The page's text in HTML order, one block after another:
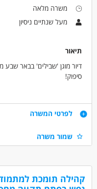
משרה מלאה
מעל שנתיים ניסיון
תיאור
דיור מוגן 'שבילים' בבאר שבע
סיפוק!
בניה ועבודה על תוכנית
תינתן הכשרה מקצועית קבועה!
עבודה במשרה מלאה עם
אפשרויות פיתוח וקידום,
דרישות
אמפתיה ואסרטיביות
חינוך, הוראה והדרכה -
לפרטי המשרה
שמור משרה
קהילה תומכת